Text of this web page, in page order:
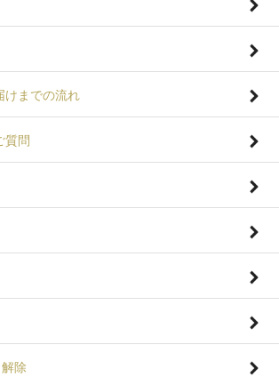
けまでの流れ
質問
除